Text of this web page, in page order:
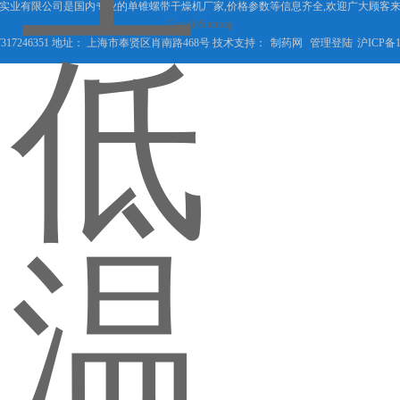
业有限公司是国内专业的单锥螺带干燥机厂家,价格参数等信息齐全,欢迎广大顾客来
GoogleSitemap
地址： 上海市奉贤区肖南路468号 技术支持：
制药网 管理登陆 沪ICP备